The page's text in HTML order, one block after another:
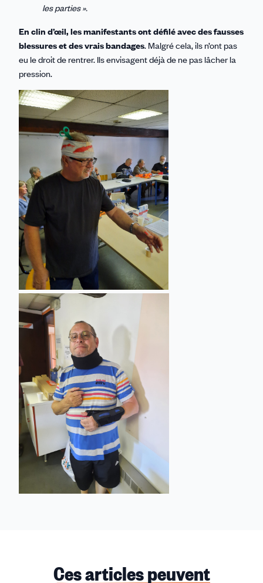
les parties ».
En clin d’œil, les manifestants ont défilé avec des fausses
blessures et des vrais bandages. Malgré cela, ils n’ont pas
eu le droit de rentrer. Ils envisagent déjà de ne pas lâcher la
pression.
Ces articles peuvent